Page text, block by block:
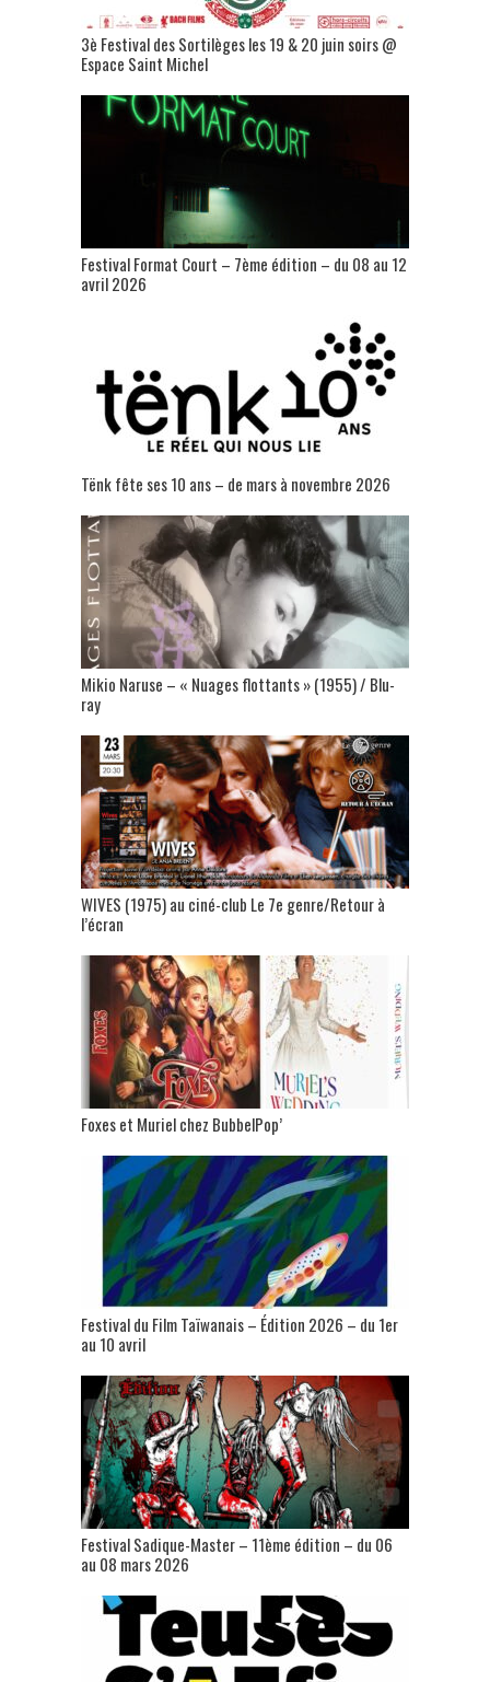
3è Festival des Sortilèges les 19 & 20 juin soirs @
Espace Saint Michel
Festival Format Court – 7ème édition – du 08 au 12
avril 2026
Tënk fête ses 10 ans – de mars à novembre 2026
Mikio Naruse – « Nuages flottants » (1955) / Blu-
ray
WIVES (1975) au ciné-club Le 7e genre/Retour à
l’écran
Foxes et Muriel chez BubbelPop’
Festival du Film Taïwanais – Édition 2026 – du 1er
au 10 avril
Festival Sadique-Master – 11ème édition – du 06
au 08 mars 2026